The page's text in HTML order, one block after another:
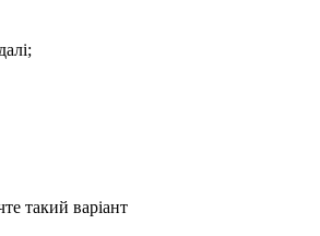
такий варіант